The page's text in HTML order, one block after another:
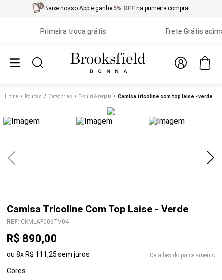
Baixe nosso App e ganhe 5% OFF na primeira compra!
Primeira troca grátis Frete Grátis acima
Home roupas categorias t-shirt & regata camisa tricoline com top laise - verde
Camisa Tricoline Com Top Laise - Verde
REF: CKMLAF006TV04
R$ 890,00
ou 8x R$ 111,25 sem juros Detalhes do parcelamento
Cores